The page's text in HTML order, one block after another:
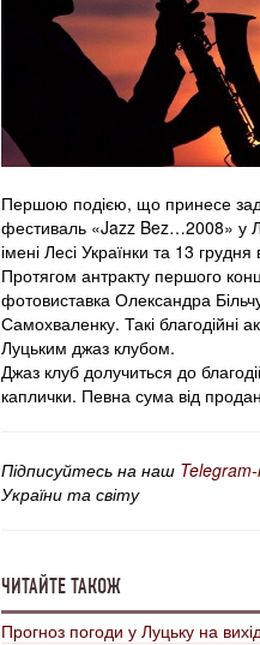
Першою подією, що принесе
фестиваль «Jazz Bez…2008» у
імені Лесі Українки та 13
Протягом антракту першого
фотовиставка Олександра
Самохваленку. Такі благодійні
Луцьким джаз клубом.
Джаз клуб долучиться до
каплички. Певна сума від
Підписуйтесь на наш
України та світу
ЧИТАЙТЕ ТАКОЖ
Прогноз погоди у Луцьку на